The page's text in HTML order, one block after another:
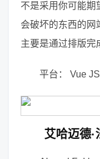
不是采用你可能期
会破坏的东西的网
主要是通过排版完
平台： Vue
艾哈迈德·